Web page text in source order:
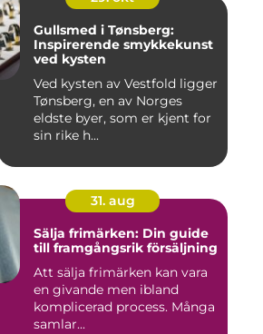
Gullsmed i Tønsberg:
Inspirerende smykkekunst
ved kysten
Ved kysten av Vestfold ligger
Tønsberg, en av Norges
eldste byer, som er kjent for
sin rike h...
31. aug
Sälja frimärken: Din guide
till framgångsrik försäljning
Att sälja frimärken kan vara
en givande men ibland
komplicerad process. Många
samlar...